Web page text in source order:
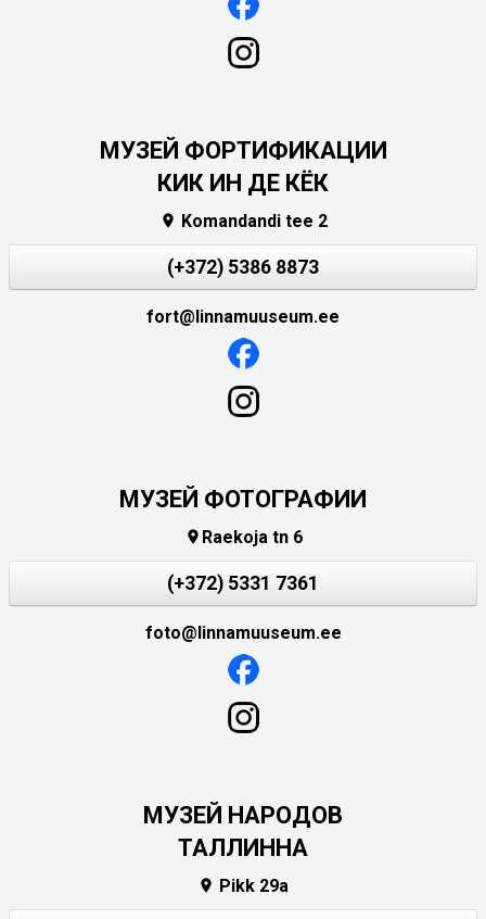
МУЗЕЙ ФОРТИФИКАЦИИ
КИК ИН ДЕ КЁК
 Komandandi tee 2
(+372) 5386 8873
fort@linnamuuseum.ee
МУЗЕЙ ФОТОГРАФИИ
 Raekoja tn 6
(+372) 5331 7361
foto@linnamuuseum.ee
MУЗЕЙ НАРОДОВ
ТАЛЛИННА
 Pikk 29a